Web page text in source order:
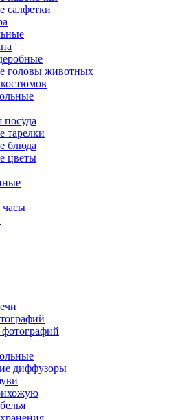
салфетки
головы животных
посуда
тарелки
блюда
цветы
часы
диффузоры